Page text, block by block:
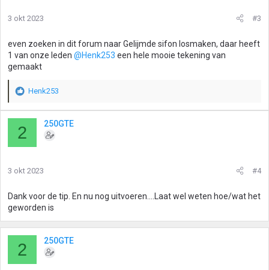
n
e
n
:
3 okt 2023 #3
even zoeken in dit forum naar Gelijmde sifon losmaken, daar heeft
1 van onze leden @Henk253 een hele mooie tekening van
gemaakt
W
a
d
e
i
g
Henk253
2 250GTE
3 okt 2023 #4
Dank voor de tip. En nu nog uitvoeren….Laat wel weten hoe/wat het
geworden is
2 250GTE